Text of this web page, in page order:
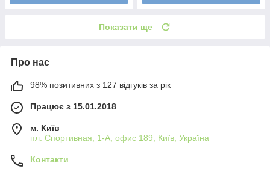
Показати ще
Про нас
98% позитивних з 127 відгуків за рік
Працює з 15.01.2018
м. Київ
пл. Спортивная, 1-А, офис 189, Київ, Україна
Контакти